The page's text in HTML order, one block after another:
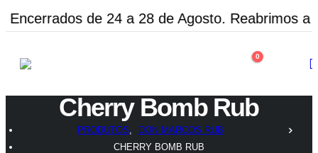
de 24 a 28 de Agosto. Reabrimos a
0
Cherry Bomb Rub
PRODUTOS,
DON MARCOS RUB
CHERRY BOMB RUB